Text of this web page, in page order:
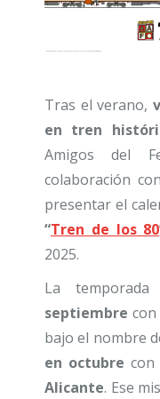
Tras el verano,
en tren
Amigos del
colaboración
presentar el
“Tren de los 80
2025.
La temporada
septiembre
bajo el nombre
en octubre con
Alicante. Ese